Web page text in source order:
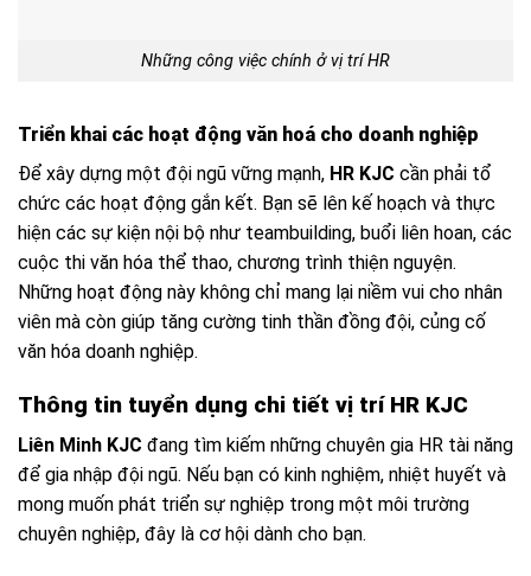
Những công việc chính ở vị trí HR
Triển khai các hoạt động văn hoá cho doanh nghiệp
Để xây dựng một đội ngũ vững mạnh, HR KJC cần phải tổ
chức các hoạt động gắn kết. Bạn sẽ lên kế hoạch và thực
hiện các sự kiện nội bộ như teambuilding, buổi liên hoan, các
cuộc thi văn hóa thể thao, chương trình thiện nguyện.
Những hoạt động này không chỉ mang lại niềm vui cho nhân
viên mà còn giúp tăng cường tinh thần đồng đội, củng cố
văn hóa doanh nghiệp.
Thông tin tuyển dụng chi tiết vị trí HR KJC
Liên Minh KJC đang tìm kiếm những chuyên gia HR tài năng
để gia nhập đội ngũ. Nếu bạn có kinh nghiệm, nhiệt huyết và
mong muốn phát triển sự nghiệp trong một môi trường
chuyên nghiệp, đây là cơ hội dành cho bạn.